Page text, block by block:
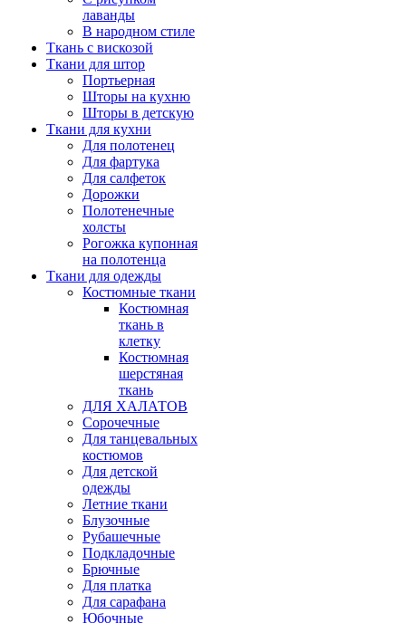
лаванды
В народном стиле
Ткань с вискозой
Ткани для штор
Портьерная
Шторы на кухню
Шторы в детскую
Ткани для кухни
Для полотенец
Для фартука
Для салфеток
Дорожки
Полотенечные
холсты
Рогожка купонная
на полотенца
Ткани для одежды
Костюмные ткани
Костюмная
ткань в
клетку
Костюмная
шерстяная
ткань
ДЛЯ ХАЛАТОВ
Сорочечные
Для танцевальных
костюмов
Для детской
одежды
Летние ткани
Блузочные
Рубашечные
Подкладочные
Брючные
Для платка
Для сарафана
Юбочные